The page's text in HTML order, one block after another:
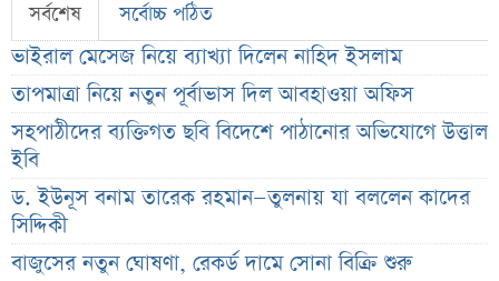
সর্বশেষ সর্বোচ্চ পঠিত
ভাইরাল মেসেজ নিয়ে ব্যাখ্যা দিলেন নাহিদ ইসলাম
তাপমাত্রা নিয়ে নতুন পূর্বাভাস দিল আবহাওয়া অফিস
সহপাঠীদের ব্যক্তিগত ছবি বিদেশে পাঠানোর অভিযোগে উত্তাল
ইবি
ড. ইউনূস বনাম তারেক রহমান—তুলনায় যা বললেন কাদের
সিদ্দিকী
বাজুসের নতুন ঘোষণা, রেকর্ড দামে সোনা বিক্রি শুরু